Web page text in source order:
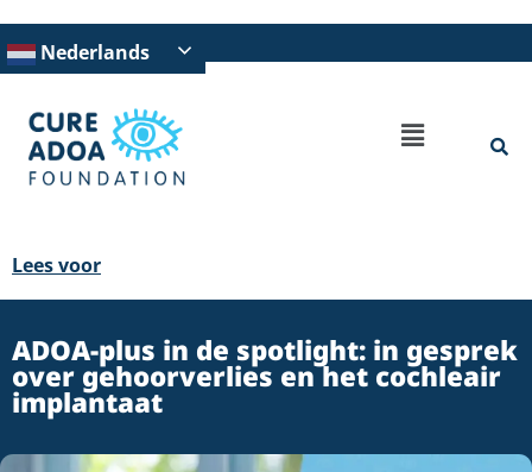
Nederlands
Lees voor
ADOA-plus in de spotlight: in gesprek
over gehoorverlies en het cochleair
implantaat